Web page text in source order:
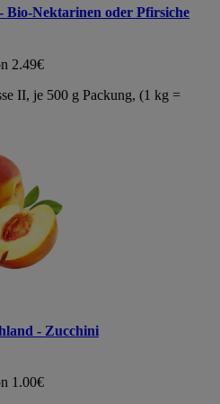
Bio-Nektarinen oder Pfirsiche
2.49€
II, je 500 g Packung, (1 kg =
- Zucchini
1.00€